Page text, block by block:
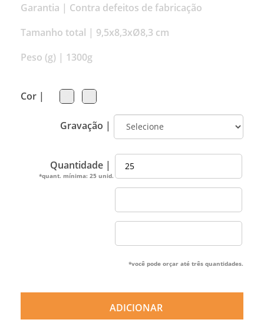
Garantia | Contra defeitos de fabricação
Tamanho total | 9,5x8,3xØ8,3 cm
Peso (g) | 1300g
Cor |
Gravação |
Quantidade |
*quant. mínima: 25 unid.
*você pode orçar até três quantidades.
ADICIONAR